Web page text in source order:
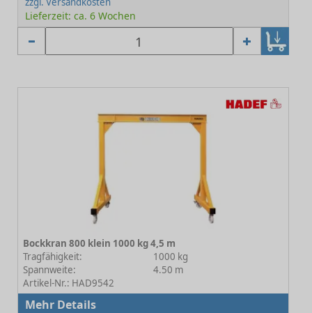
Lieferzeit: ca. 6 Wochen
Bockkran 800 klein 1000 kg 4,5 m
Tragfähigkeit:
1000 kg
Spannweite:
4.50 m
Artikel-Nr.: HAD9542
Mehr Details